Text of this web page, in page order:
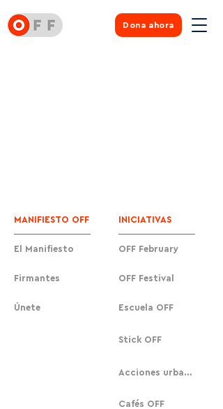
Dona ahora
MANIFIESTO OFF
El Manifiesto
Firmantes
Únete
INICIATIVAS
OFF February
OFF Festival
Escuela OFF
Stick OFF
Acciones urbanas
Cafés OFF